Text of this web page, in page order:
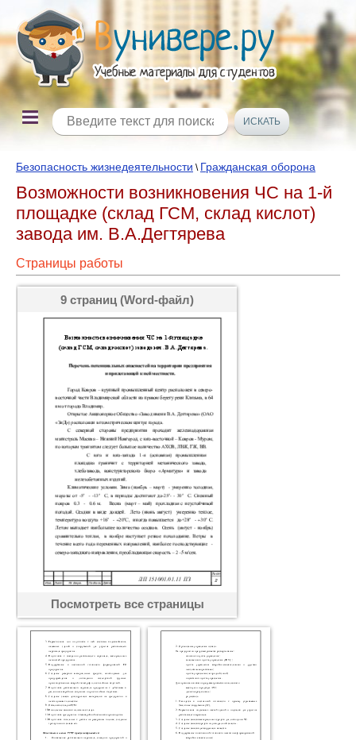
Безопасность жизнедеятельности \ Гражданская оборона
Возможности возникновения ЧС на 1-й
площадке (склад ГСМ, склад кислот)
завода им. В.А.Дегтярева
Страницы работы
9 страниц (Word-файл)
Посмотреть все страницы